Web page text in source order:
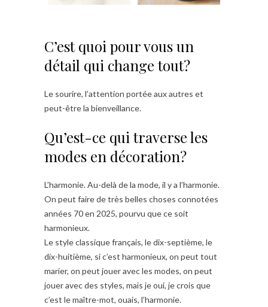
C’est quoi pour vous un
détail qui change tout?
Le sourire, l’attention portée aux autres et
peut-être la bienveillance.
Qu’est-ce qui traverse les
modes en décoration?
L’harmonie. Au-delà de la mode, il y a l’harmonie.
On peut faire de très belles choses connotées
années 70 en 2025, pourvu que ce soit
harmonieux.
Le style classique français, le dix-septième, le
dix-huitième, si c’est harmonieux, on peut tout
marier, on peut jouer avec les modes, on peut
jouer avec des styles, mais je oui, je crois que
c’est le maître-mot, ouais, l’harmonie.